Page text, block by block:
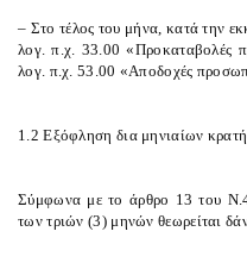
– Στο τέλος του μήνα, κατά την
λογ. π.χ. 33.00 «Προκαταβολές
λογ. π.χ. 53.00 «Αποδοχές
1.2 Εξόφληση δια μηνιαίων
Σύμφωνα με το άρθρο 13 του
των τριών (3) μηνών θεωρείται